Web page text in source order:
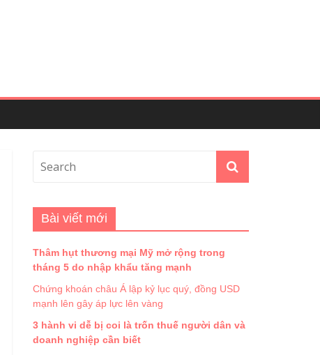
Bài viết mới
Thâm hụt thương mại Mỹ mở rộng trong
tháng 5 do nhập khẩu tăng mạnh
Chứng khoán châu Á lập kỷ lục quý, đồng USD
mạnh lên gây áp lực lên vàng
3 hành vi dễ bị coi là trốn thuế người dân và
doanh nghiệp cần biết